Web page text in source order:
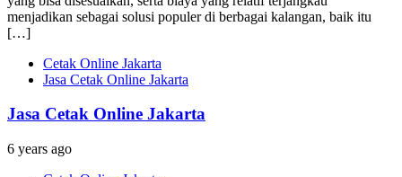
menjadikan sebagai solusi populer di berbagai kalangan, baik itu
[…]
Cetak Online Jakarta
Jasa Cetak Online Jakarta
Jasa Cetak Online Jakarta
6 years ago